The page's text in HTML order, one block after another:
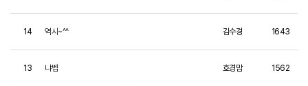
14 역시~^^ 김수경 1643
13 냐벱 호경맘 1562